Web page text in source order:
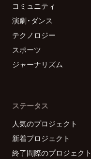
コミュニティ
演劇・ダンス
テクノロジー
スポーツ
ジャーナリズム
ステータス
人気のプロジェクト
新着プロジェクト
終了間際のプロジェクト